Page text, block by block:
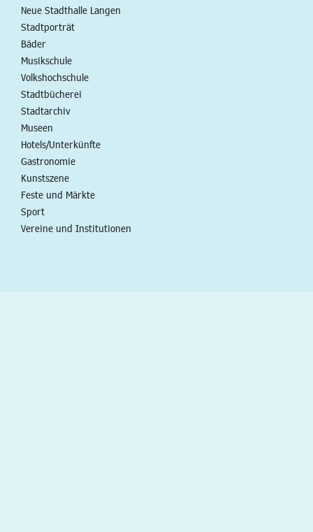
Neue Stadthalle Langen
Stadtporträt
Bäder
Musikschule
Volkshochschule
Stadtbücherei
Stadtarchiv
Museen
Hotels/Unterkünfte
Gastronomie
Kunstszene
Feste und Märkte
Sport
Vereine und Institutionen